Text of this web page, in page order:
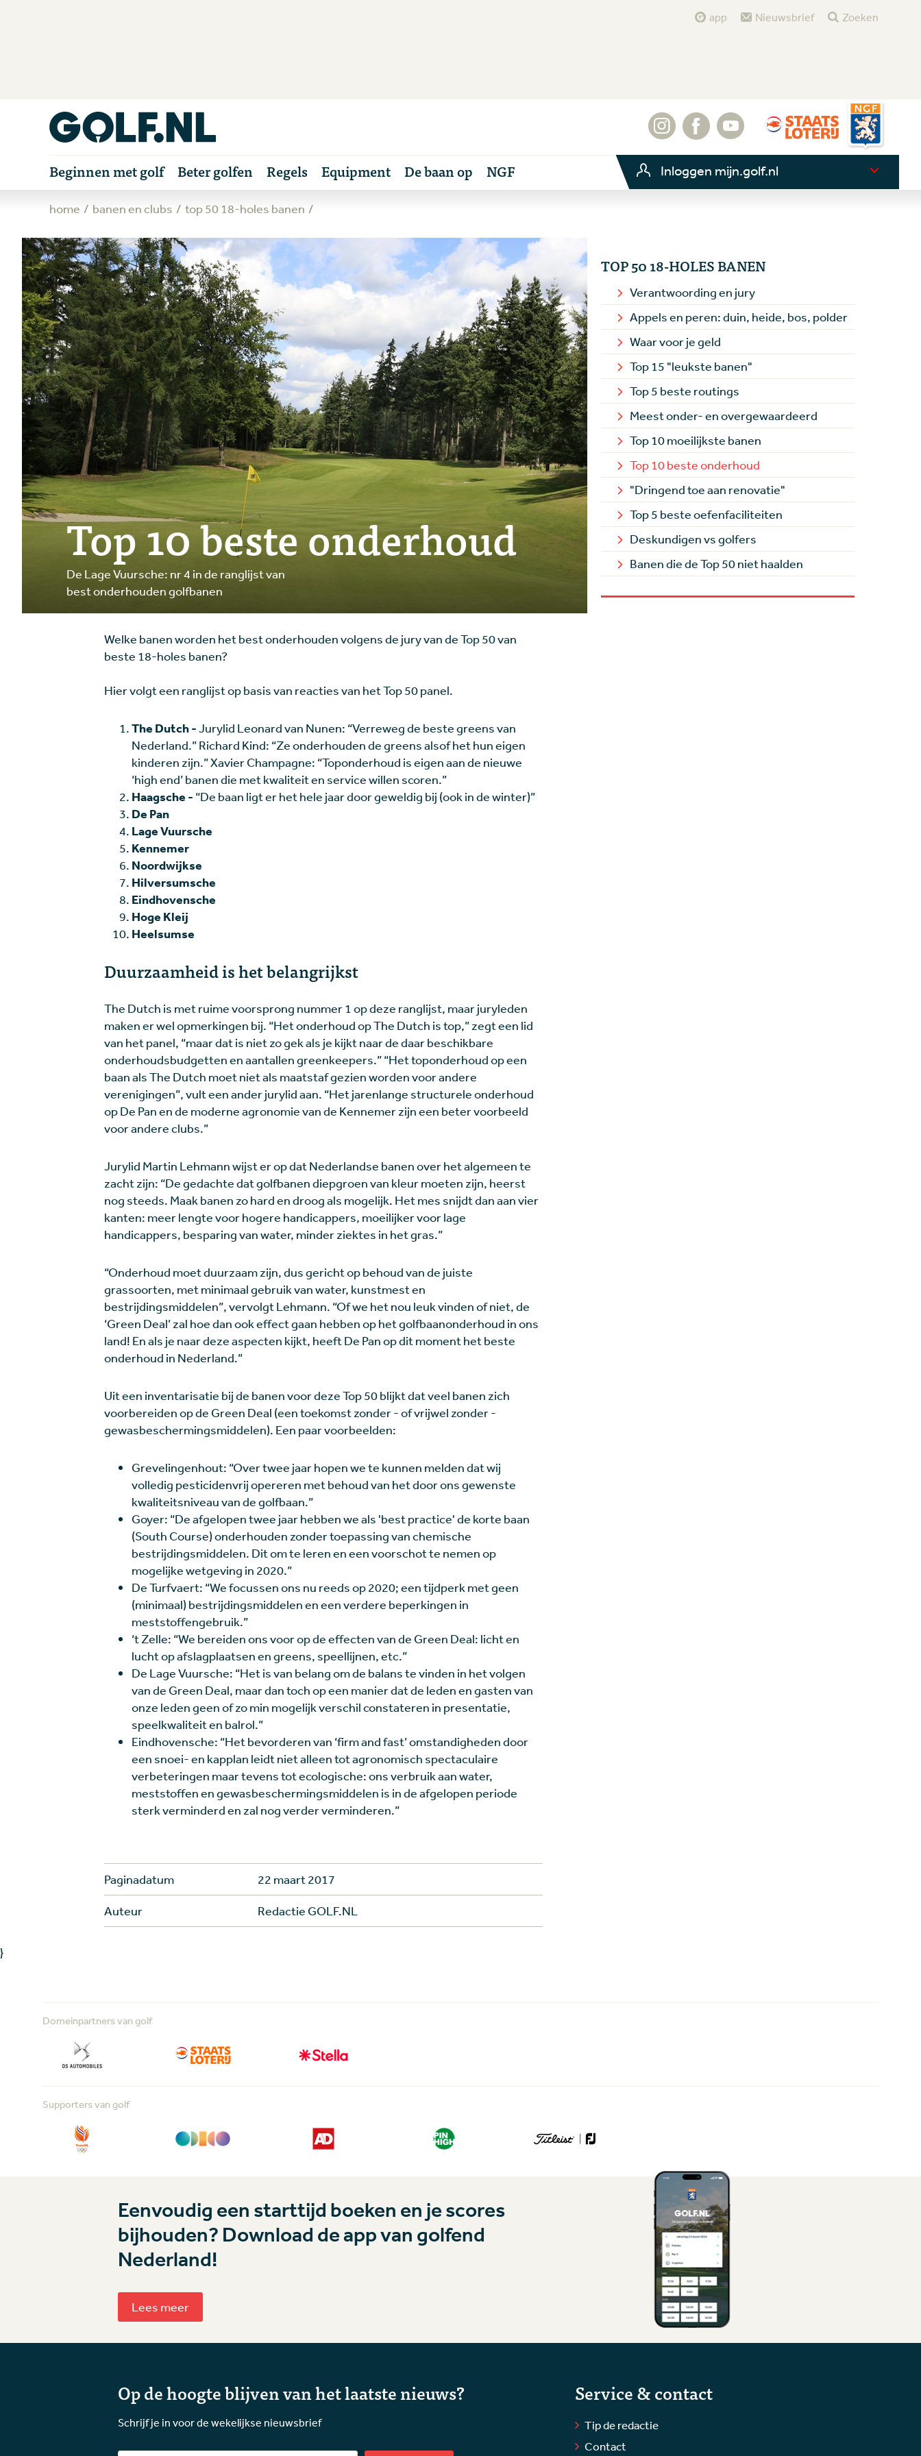
app Nieuwsbrief Zoeken
Beginnen met golf Beter golfen Regels Equipment De baan op NGF Inloggen mijn.golf.nl
home banen en clubs top 50 18-holes banen
Top 10 beste onderhoud
De Lage Vuursche: nr 4 in de ranglijst van
best onderhouden golfbanen
Welke banen worden het best onderhouden volgens de jury van de Top 50 van
beste 18-holes banen?
Hier volgt een ranglijst op basis van reacties van het Top 50 panel.
The Dutch -Jurylid Leonard van Nunen: “Verreweg de beste greens van
Nederland.” Richard Kind: “Ze onderhouden de greens alsof het hun eigen
kinderen zijn.” Xavier Champagne: “Toponderhoud is eigen aan de nieuwe
‘high end’ banen die met kwaliteit en service willen scoren.”
Haagsche - “De baan ligt er het hele jaar door geweldig bij (ook in de winter)”
De Pan
Lage Vuursche
Kennemer
Noordwijkse
Hilversumsche
Eindhovensche
Hoge Kleij
Heelsumse
Duurzaamheid is het belangrijkst
The Dutch is met ruime voorsprong nummer 1 op deze ranglijst, maar juryleden
maken er wel opmerkingen bij. “Het onderhoud op The Dutch is top,” zegt een lid
van het panel, “maar dat is niet zo gek als je kijkt naar de daar beschikbare
onderhoudsbudgetten en aantallen greenkeepers.” “Het toponderhoud op een
baan als The Dutch moet niet als maatstaf gezien worden voor andere
verenigingen”, vult een ander jurylid aan. “Het jarenlange structurele onderhoud
op De Pan en de moderne agronomie van de Kennemer zijn een beter voorbeeld
voor andere clubs.”
Jurylid Martin Lehmann wijst er op dat Nederlandse banen over het algemeen te
zacht zijn: “De gedachte dat golfbanen diepgroen van kleur moeten zijn, heerst
nog steeds. Maak banen zo hard en droog als mogelijk. Het mes snijdt dan aan vier
kanten: meer lengte voor hogere handicappers, moeilijker voor lage
handicappers, besparing van water, minder ziektes in het gras.”
“Onderhoud moet duurzaam zijn, dus gericht op behoud van de juiste
grassoorten, met minimaal gebruik van water, kunstmest en
bestrijdingsmiddelen”, vervolgt Lehmann. “Of we het nou leuk vinden of niet, de
‘Green Deal’ zal hoe dan ook effect gaan hebben op het golfbaanonderhoud in ons
land! En als je naar deze aspecten kijkt, heeft De Pan op dit moment het beste
onderhoud in Nederland.”
Uit een inventarisatie bij de banen voor deze Top 50 blijkt dat veel banen zich
voorbereiden op de Green Deal (een toekomst zonder - of vrijwel zonder -
gewasbeschermingsmiddelen). Een paar voorbeelden:
Grevelingenhout: “Over twee jaar hopen we te kunnen melden dat wij
volledig pesticidenvrij opereren met behoud van het door ons gewenste
kwaliteitsniveau van de golfbaan.”
Goyer: “De afgelopen twee jaar hebben we als 'best practice' de korte baan
(South Course) onderhouden zonder toepassing van chemische
bestrijdingsmiddelen. Dit om te leren en een voorschot te nemen op
mogelijke wetgeving in 2020.”
De Turfvaert: “We focussen ons nu reeds op 2020; een tijdperk met geen
(minimaal) bestrijdingsmiddelen en een verdere beperkingen in
meststoffengebruik.”
‘t Zelle: “We bereiden ons voor op de effecten van de Green Deal: licht en
lucht op afslagplaatsen en greens, speellijnen, etc.”
De Lage Vuursche: “Het is van belang om de balans te vinden in het volgen
van de Green Deal, maar dan toch op een manier dat de leden en gasten van
onze leden geen of zo min mogelijk verschil constateren in presentatie,
speelkwaliteit en balrol.”
Eindhovensche: “Het bevorderen van ‘firm and fast’ omstandigheden door
een snoei- en kapplan leidt niet alleen tot agronomisch spectaculaire
verbeteringen maar tevens tot ecologische: ons verbruik aan water,
meststoffen en gewasbeschermingsmiddelen is in de afgelopen periode
sterk verminderd en zal nog verder verminderen.”
Paginadatum 22 maart 2017
Auteur Redactie GOLF.NL
TOP 50 18-HOLES BANEN
Verantwoording en jury
Appels en peren: duin, heide, bos, polder
Waar voor je geld
Top 15 "leukste banen"
Top 5 beste routings
Meest onder- en overgewaardeerd
Top 10 moeilijkste banen
Top 10 beste onderhoud
"Dringend toe aan renovatie"
Top 5 beste oefenfaciliteiten
Deskundigen vs golfers
Banen die de Top 50 niet haalden
}
Domeinpartners van golf
Supporters van golf
Eenvoudig een starttijd boeken en je scores
bijhouden? Download de app van golfend
Nederland!
Lees meer
Op de hoogte blijven van het laatste nieuws?
Schrijf je in voor de wekelijkse nieuwsbrief
Service & contact
Tip de redactie
Contact